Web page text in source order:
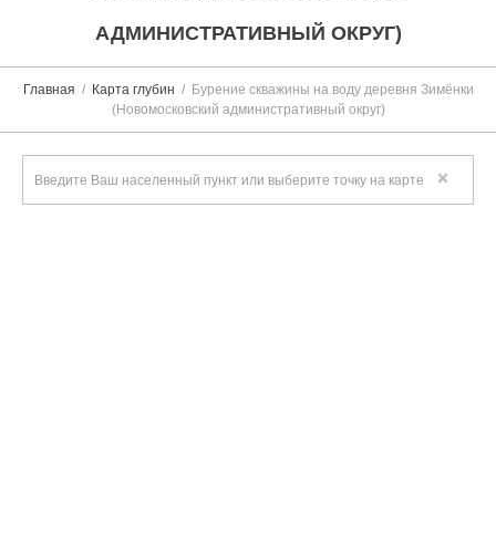
АДМИНИСТРАТИВНЫЙ ОКРУГ)
Главная Карта глубин
Бурение скважины на воду деревня Зимёнки
(Новомосковский административный округ)